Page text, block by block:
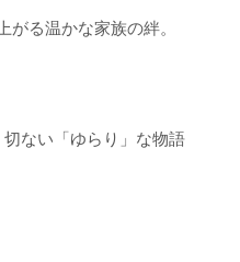
る温かな家族の絆。
ない「ゆらり」な物語